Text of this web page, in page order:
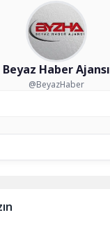
Beyaz Haber Ajansı
@BeyazHaber